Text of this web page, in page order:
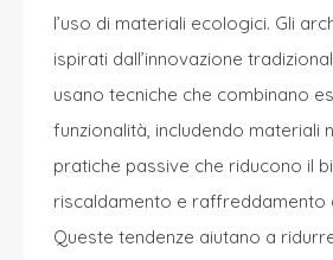
l’uso di materiali ecologici. Gli
ispirati dall’innovazione
usano tecniche che combinano
funzionalità, includendo materiali
pratiche passive che riducono il
riscaldamento e raffreddamento
Queste tendenze aiutano a